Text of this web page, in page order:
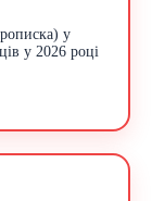
у
у 2026 році